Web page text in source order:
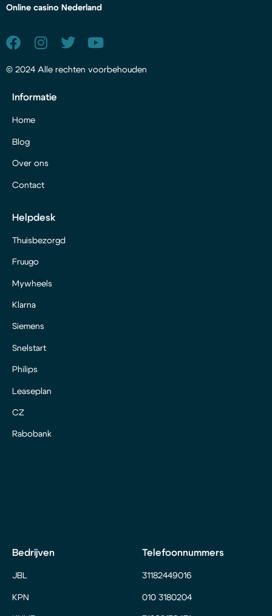
Online casino Nederland
© 2024 Alle rechten voorbehouden
Informatie
Home
Blog
Over ons
Contact
Helpdesk
Thuisbezorgd
Fruugo
Mywheels
Klarna
Siemens
Snelstart
Philips
Leaseplan
CZ
Rabobank
Bedrijven
JBL
KPN
Telefoonnummers
31182449016
010 3180204